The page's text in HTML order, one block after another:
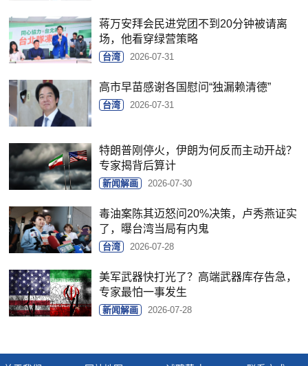
蒋万安拜会民进党团不到20分钟被请离
场，他看穿绿营策略
台湾 2026-07-31
高市早苗感谢各国慰问“独漏赖清德”
台湾 2026-07-31
特朗普刚停火，伊朗为何反而主动开战？
专家揭背后算计
新闻解画 2026-07-30
毒油案陈其迈怒问20%决策，卢秀燕证实
了，曝台湾当局有内鬼
台湾 2026-07-28
美军武器快打光了？高端武器库存告急，
专家最怕一事发生
新闻解画 2026-07-28